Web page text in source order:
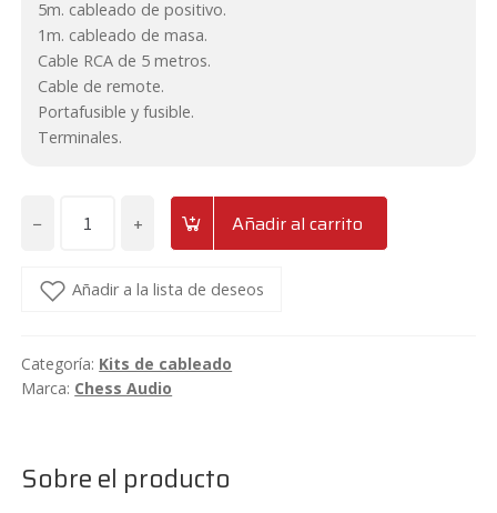
5m. cableado de positivo.
1m. cableado de masa.
Cable RCA de 5 metros.
Cable de remote.
Portafusible y fusible.
Terminales.
−
cableado
CCA
Chess
cantidad
+ Añadir al carrito
Añadir a la lista de deseos
Categoría: Kits de cableado
Marca: Chess Audio
Sobre el producto